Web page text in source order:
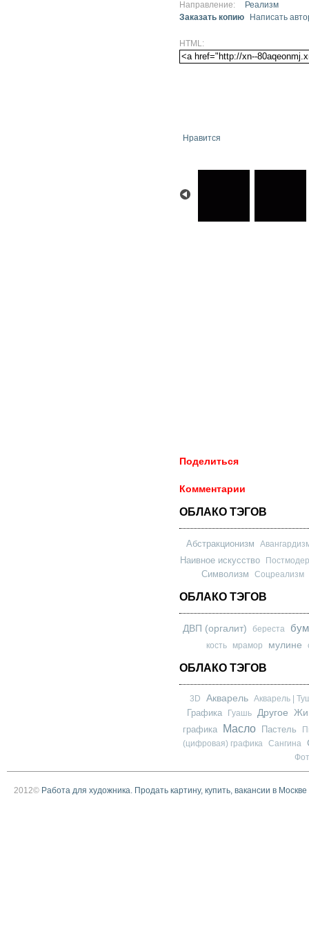
Направление:
Реализм
Заказать копию
Написать
HTML:
Нравится
Поделиться
Комментарии
ОБЛАКО ТЭГОВ
Абстракционизм
Наивное искусство
Символизм Соцреализм
ОБЛАКО ТЭГОВ
ДВП (оргалит) береста
кость мрамор мулине
ОБЛАКО ТЭГОВ
3D Акварель Акварель |
Графика Гуашь Другое
графика
Масло Пастель
(цифровая) графика
Сангина
2012© Работа для художника. Продать картину, купить, вакансии в Москве